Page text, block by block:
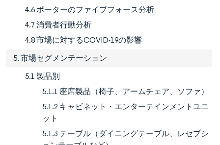
4.6 ポーターのファイブフォース分析
4.7 消費者行動分析
4.8 市場に対するCOVID-19の影響
5. 市場セグメンテーション
5.1 製品別
5.1.1 座席製品（椅子、アームチェア、ソファ）
5.1.2 キャビネット・エンターテインメントユニ
ット
5.1.3 テーブル（ダイニングテーブル、レセプシ